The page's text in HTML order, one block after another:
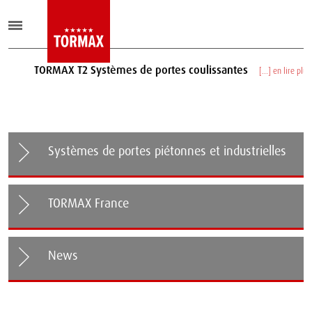
TORMAX T2 Systèmes de portes coulissantes [...] en lire plus
Systèmes de portes piétonnes et industrielles
TORMAX France
News